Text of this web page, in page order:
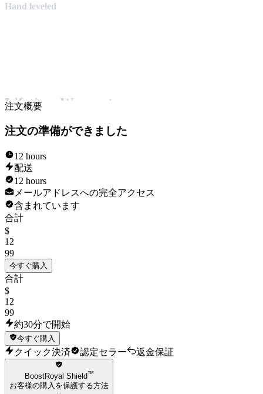
Hand leveled
Lifetime Warranty:
If the account gets banned or lost due to any defect of our own you
will receive a new account of the same type for free!
注文概要
注文の準備ができました
12 hours
配送
12 hours
メールアドレスへの完全アクセス
含まれています
合計
$
12
99
今すぐ購入
合計
$
12
99
約30分で開始
今すぐ購入
クイック決済 認定セラー 返金保証
BoostRoyal Shield™
お客様の購入を保護する方法